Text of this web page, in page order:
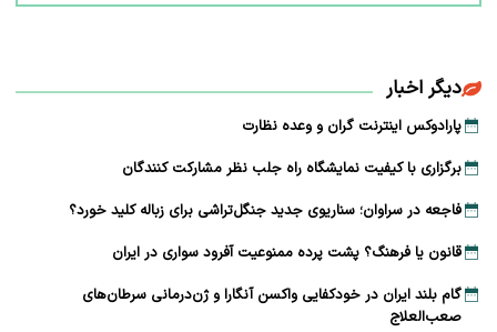
دیگر اخبار
پارادوکس اینترنت گران و وعده نظارت
برگزاری با کیفیت نمایشگاه راه جلب نظر مشارکت‌ کنندگان
فاجعه در سراوان؛ سناریوی جدید جنگل‌تراشی برای زباله کلید خورد؟
قانون یا فرهنگ؟ پشت پرده ممنوعیت آفرود سواری در ایران
گام بلند ایران در خودکفایی واکسن آنگارا و ژن‌درمانی سرطان‌های
صعب‌العلاج